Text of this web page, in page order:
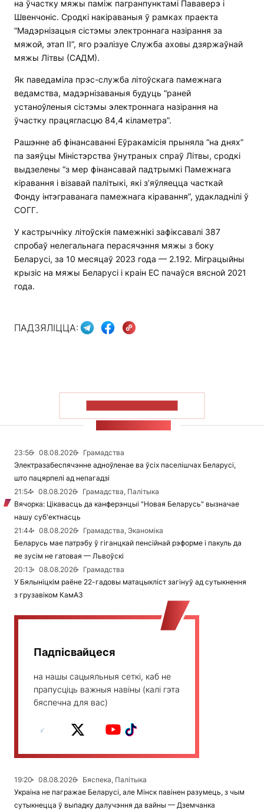
на ўчастку мяжы паміж пагранпунктамі Пававерэ і
Швенчоніс. Сродкі накіраваныя ў рамках праекта
“Мадэрнізацыя сістэмы электроннага назірання за
мяжой, этап II”, яго рэалізуе Служба аховы дзяржаўнай
мяжы Літвы (САДМ).
Як паведаміла прэс-служба літоўскага памежнага
ведамства, мадэрнізаваныя будуць “раней
устаноўленыя сістэмы электроннага назірання на
ўчастку працягласцю 84,4 кіламетра”.
Рашэнне аб фінансаванні Еўракамісія прыняла “на днях”
па заяўцы Міністэрства ўнутраных спраў Літвы, сродкі
выдзелены “з мер фінансавай падтрымкі Памежнага
кіравання і візавай палітыкі, які з’яўляецца часткай
Фонду інтэграванага памежнага кіравання”, удакладнілі ў
СОГГ.
У кастрычніку літоўскія памежнікі зафіксавалі 387
спробаў нелегальнага перасячэння мяжы з боку
Беларусі, за 10 месяцаў 2023 года — 2.192. Міграцыйны
крызіс на мяжы Беларусі і краін ЕС пачаўся вясной 2021
года.
ПАДЗЯЛІЦЦА:
23:56 08.08.2026
Грамадства
Электразабеспячэнне адноўленае ва ўсіх паселішчах Беларусі,
што пацярпелі ад непагадзі
21:54
08.08.2026
Грамадства, Палітыка
Вячорка: Цікавасць да канферэнцыі "Новая Беларусь" вызначае
нашу суб'ектнасць
21:44
08.08.2026
Грамадства, Эканоміка
Беларусь мае патрэбу ў гіганцкай пенсійнай рэформе і пакуль да
яе зусім не гатовая — Львоўскі
20:13
08.08.2026
Грамадства
У Бялыніцкім раёне 22-гадовы матацыкліст загінуў ад сутыкнення
з грузавіком КамАЗ
Падпісвайцеся
на нашы сацыяльныя сеткі, каб не
прапусціць важныя навіны (калі гэта
бяспечна для вас)
19:20 08.08.2026
Бяспека, Палітыка
Украіна не пагражае Беларусі, але Мінск павінен разумець, з чым
сутыкнецца ў выпадку далучэння да вайны — Дземчанка